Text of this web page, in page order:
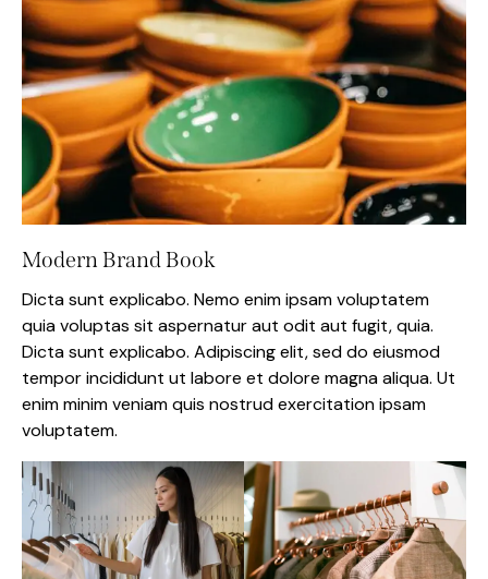
Modern Brand Book
Dicta sunt explicabo. Nemo enim ipsam voluptatem
quia voluptas sit aspernatur aut odit aut fugit, quia.
Dicta sunt explicabo. Adipiscing elit, sed do eiusmod
tempor incididunt ut labore et dolore magna aliqua. Ut
enim minim veniam quis nostrud exercitation ipsam
voluptatem.